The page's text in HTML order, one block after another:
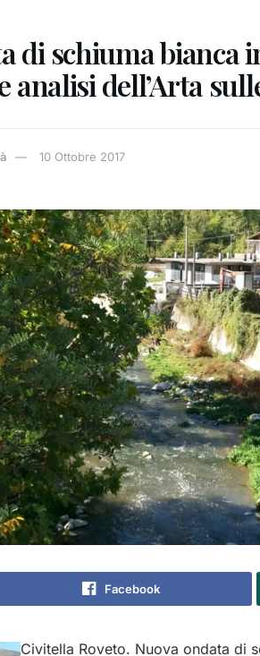
di schiuma bianca
analisi dell’Arta
10 Ottobre 2017
Facebook
Civitella Roveto. Nuova ondata di